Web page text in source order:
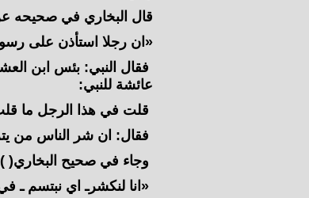
قال البخاري في صحيحه
«ان رجلا استأذن على
فقال النبي: بئس ابن
عائشة للنبي:
قلت في هذا الرجل ما
فقال: ان شر الناس من
وجاء في صحيح البخاري(
«انا لنكشرـ اي نبتسم ـ